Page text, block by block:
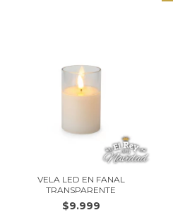
VELA LED EN FANAL
TRANSPARENTE
$9.999